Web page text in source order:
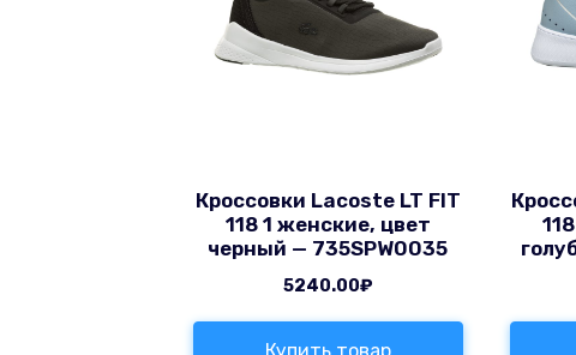
Кроссовки Lacoste LT FIT
118 1 женские, цвет
черный — 735SPW0035
5240.00₽
Купить товар